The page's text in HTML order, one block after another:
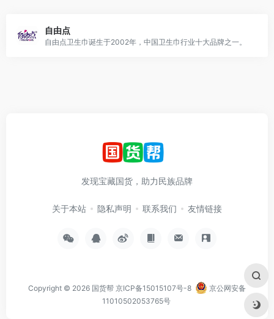
自由点
自由点卫生巾诞生于2002年，中国卫生巾行业十大品牌之一。
发现宝藏国货，助力民族品牌
关于本站 隐私声明 联系我们 友情链接
Copyright © 2026 国货帮 京ICP备15015107号-8
京公网安备
11010502053765号